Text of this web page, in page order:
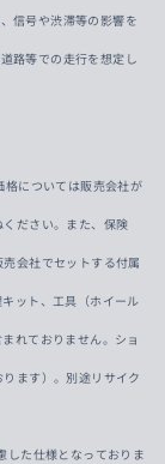
信号や渋滞等の影響を
路等での走行を想定し
格については販売会社が
ださい。また、保険
会社でセットする付属
ット、工具（ホイール
れておりません。ショ
ます）。別途リサイク
した仕様となっておりま